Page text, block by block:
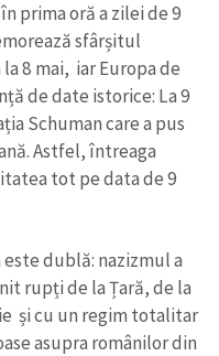
prima oră a zilei de 9
sfârșitul
8 mai, iar Europa de
de date istorice: La 9
Schuman care a pus
Astfel, întreaga
tot pe data de 9
dublă: nazizmul a
rupți de la Țară, de la
și cu un regim totalitar
asupra românilor din